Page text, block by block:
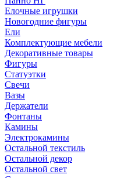
Елочные игрушки
Новогодние фигуры
Ели
Комплектующие мебели
Декоративные товары
Фигуры
Статуэтки
Свечи
Вазы
Держатели
Фонтаны
Камины
Электрокамины
Остальной текстиль
Остальной декор
Остальной свет